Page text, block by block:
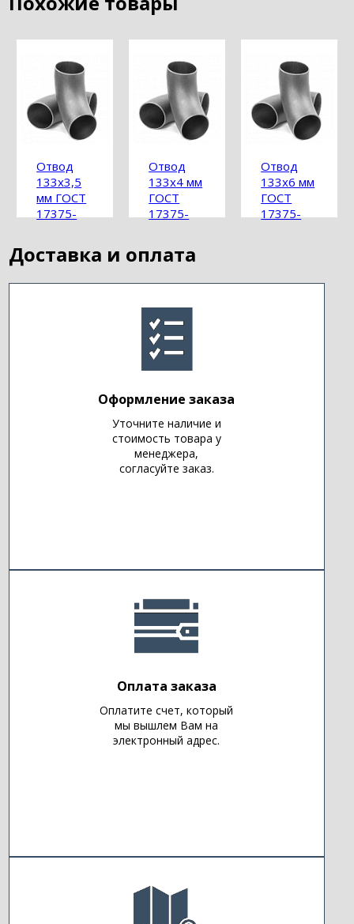
Отвод
133х3,5
мм ГОСТ
17375-
Отвод
133х4 мм
ГОСТ
17375-
Отвод
133х6 мм
ГОСТ
17375-
Доставка и оплата
Оформление заказа
Уточните наличие и
стоимость товара у
менеджера,
согласуйте заказ.
Оплата заказа
Оплатите счет, который
мы вышлем Вам на
электронный адрес.